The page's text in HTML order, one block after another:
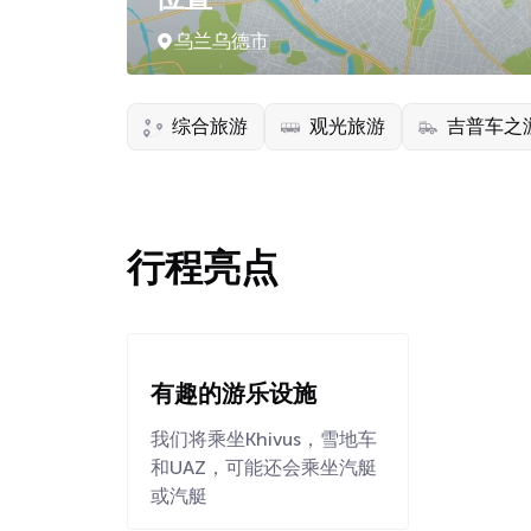
乌兰乌德市
综合旅游 观光旅游 吉普车之
行程亮点
有趣的游乐设施
我们将乘坐Khivus，雪地车
和UAZ，可能还会乘坐汽艇
或汽艇